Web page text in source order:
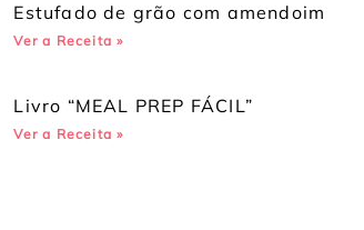
Estufado de grão com amendoim
Ver a Receita »
Livro “MEAL PREP FÁCIL”
Ver a Receita »